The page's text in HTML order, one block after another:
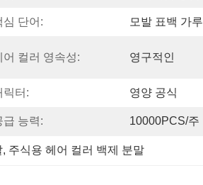
심 단어: 모발 표백 가루
어 컬러 영속성: 영구적인
릭터: 영양 공식
급 능력: 10000PCS/주
, 주식용 헤어 컬러 백제 분말